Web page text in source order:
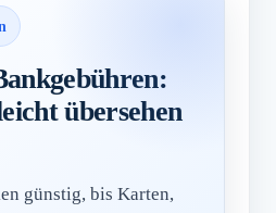
übersehen
günstig, bis Karten,